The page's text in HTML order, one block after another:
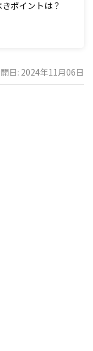
ポイントは？
日: 2024年11月06日